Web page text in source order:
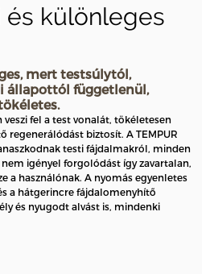
és különleges
mert testsúlytól,
állapottól függetlenül,
veszi fel a test vonalát, tökéletesen
regenerálódást biztosít. A TEMPUR
testi fájdalmakról, minden
igényel forgolódást így zavartalan,
a használónak. A nyomás egyenletes
a hátgerincre fájdalomenyhítő
és nyugodt alvást is, mindenki